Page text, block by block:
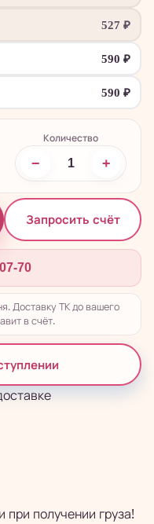
527 ₽
590 ₽
590 ₽
Количество
− +
Запросить счёт
70
Доставку ТК до вашего
в счёт.
при получении груза!